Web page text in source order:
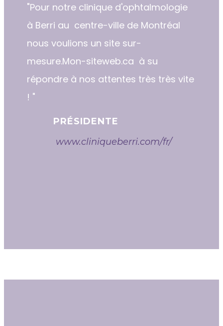
"​​Pour notre clinique d'ophtalmologie
à Berri au centre-ville de Montréal
nous voulions un site sur-
mesure.Mon-siteweb.ca à su
répondre à nos attentes très très vite
! "
PRÉSIDENTE
www.cliniqueberri.com/fr/